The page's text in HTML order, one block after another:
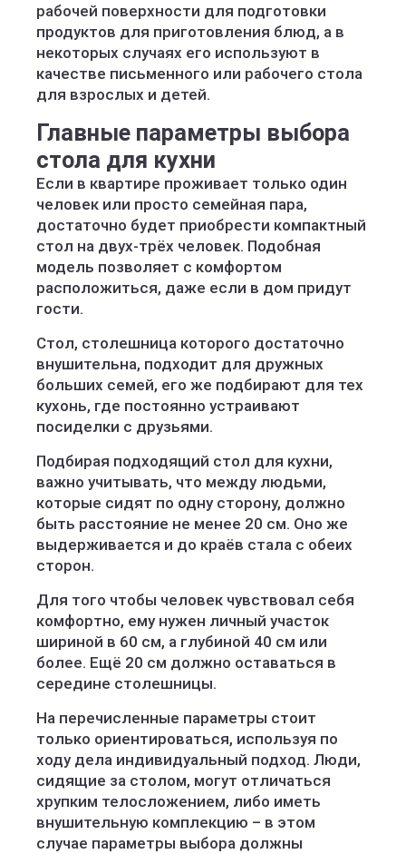
рабочей поверхности для подготовки
продуктов для приготовления блюд, а в
некоторых случаях его используют в
качестве письменного или рабочего стола
для взрослых и детей.
Главные параметры выбора
стола для кухни
Если в квартире проживает только один
человек или просто семейная пара,
достаточно будет приобрести компактный
стол на двух-трёх человек. Подобная
модель позволяет с комфортом
расположиться, даже если в дом придут
гости.
Стол, столешница которого достаточно
внушительна, подходит для дружных
больших семей, его же подбирают для тех
кухонь, где постоянно устраивают
посиделки с друзьями.
Подбирая подходящий стол для кухни,
важно учитывать, что между людьми,
которые сидят по одну сторону, должно
быть расстояние не менее 20 см. Оно же
выдерживается и до краёв стала с обеих
сторон.
Для того чтобы человек чувствовал себя
комфортно, ему нужен личный участок
шириной в 60 см, а глубиной 40 см или
более. Ещё 20 см должно оставаться в
середине столешницы.
На перечисленные параметры стоит
только ориентироваться, используя по
ходу дела индивидуальный подход. Люди,
сидящие за столом, могут отличаться
хрупким телосложением, либо иметь
внушительную комплекцию – в этом
случае параметры выбора должны